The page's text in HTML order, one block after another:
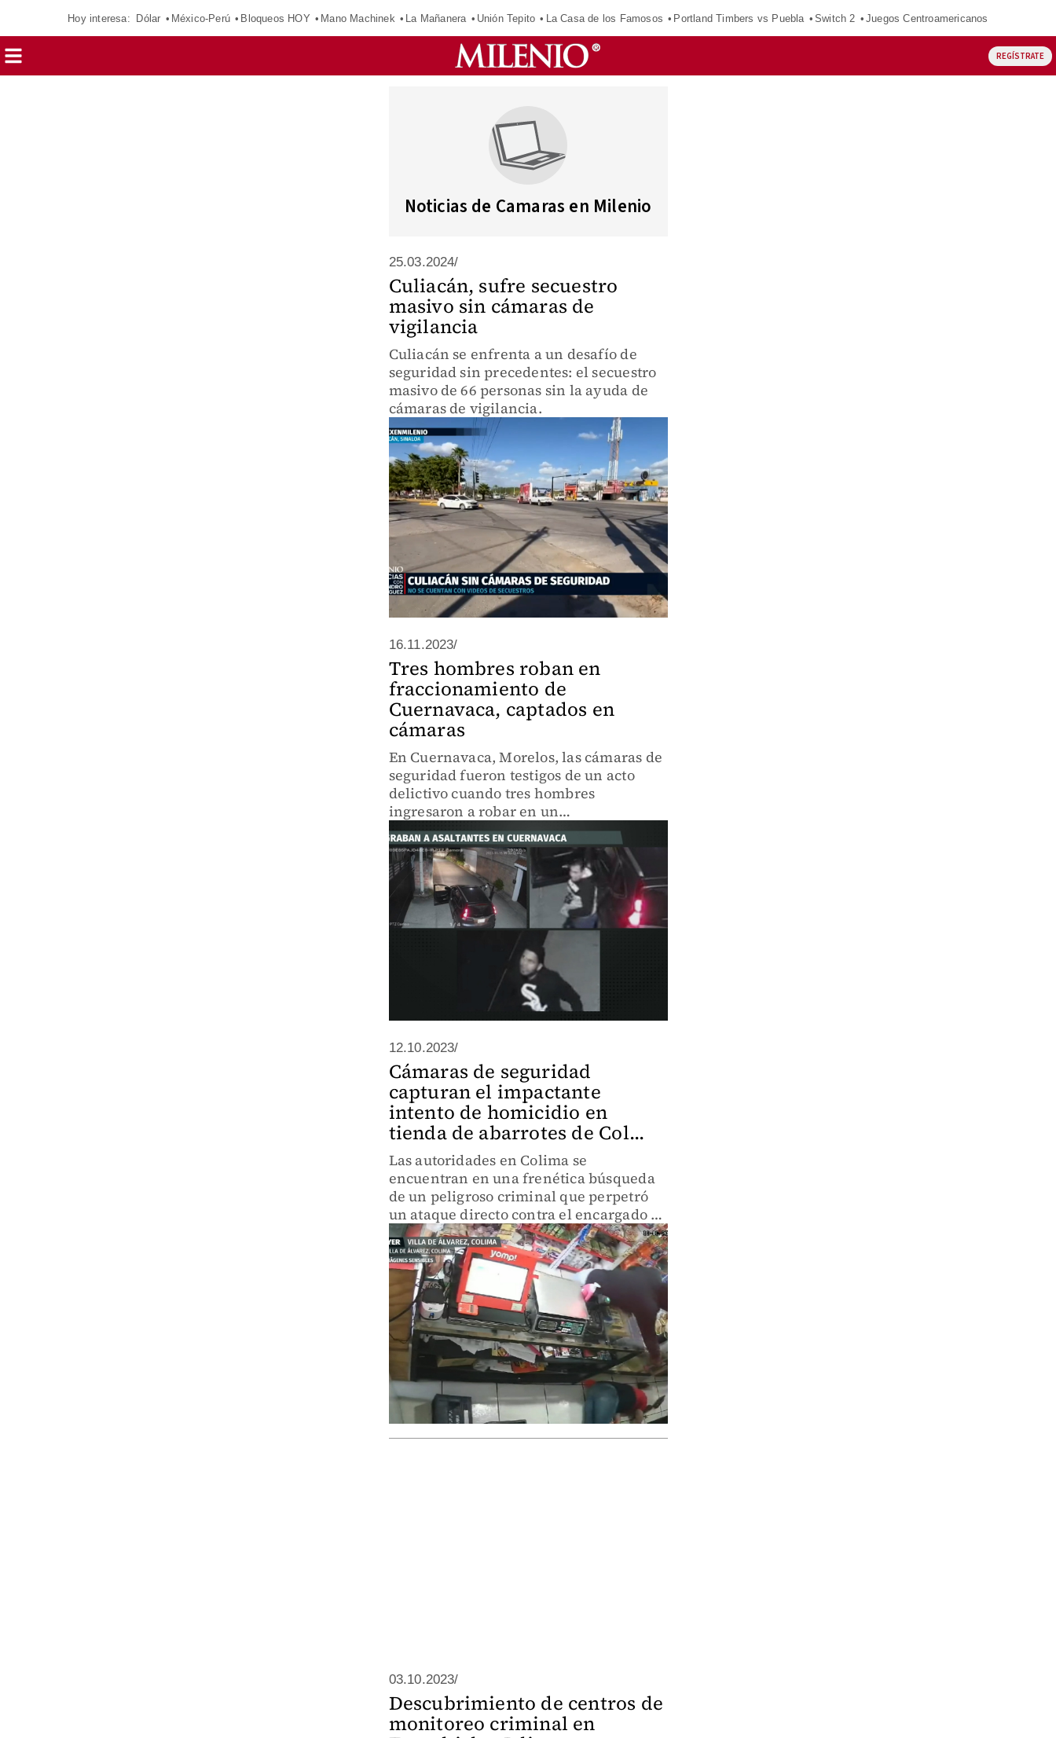
Hoy interesa: Dólar México-Perú Bloqueos HOY Mano Machinek La Mañanera Unión Tepito La Casa de los Famosos Portland Timbers vs Puebla Switch 2 Juegos Centroamericanos
REGÍSTRATE
Noticias de Camaras en Milenio
25.03.2024/
Culiacán, sufre secuestro
masivo sin cámaras de
vigilancia
Culiacán se enfrenta a un desafío de
seguridad sin precedentes: el secuestro
masivo de 66 personas sin la ayuda de
cámaras de vigilancia.
16.11.2023/
Tres hombres roban en
fraccionamiento de
Cuernavaca, captados en
cámaras
En Cuernavaca, Morelos, las cámaras de
seguridad fueron testigos de un acto
delictivo cuando tres hombres
ingresaron a robar en un
fraccionamiento ubicado en la colonia
Ejidos de Acapatzingo.
12.10.2023/
Cámaras de seguridad
capturan el impactante
intento de homicidio en
tienda de abarrotes de Col...
Las autoridades en Colima se
encuentran en una frenética búsqueda
de un peligroso criminal que perpetró
un ataque directo contra el encargado de
una tienda de abarrotes en la región.
03.10.2023/
Descubrimiento de centros de
monitoreo criminal en